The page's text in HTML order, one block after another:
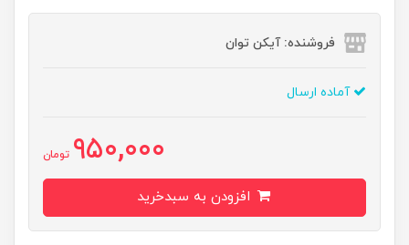
فروشنده: آیکن توان
آماده ارسال
950,000 تومان